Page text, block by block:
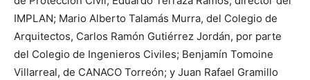
IMPLAN; Mario Alberto Talamás Murra, del Colegio de
Arquitectos, Carlos Ramón Gutiérrez Jordán, por parte
del Colegio de Ingenieros Civiles; Benjamín Tomoine
Villarreal, de CANACO Torreón; y Juan Rafael Gramillo